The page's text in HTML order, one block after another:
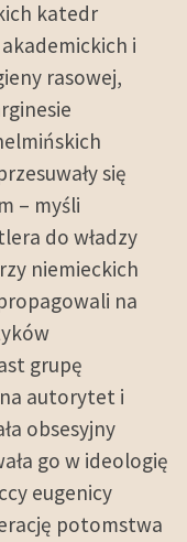
katedr
i
rasowej,
się
– myśli
do władzy
niemieckich
na
grupę
autorytet i
obsesyjny
go w ideologię
eugenicy
potomstwa